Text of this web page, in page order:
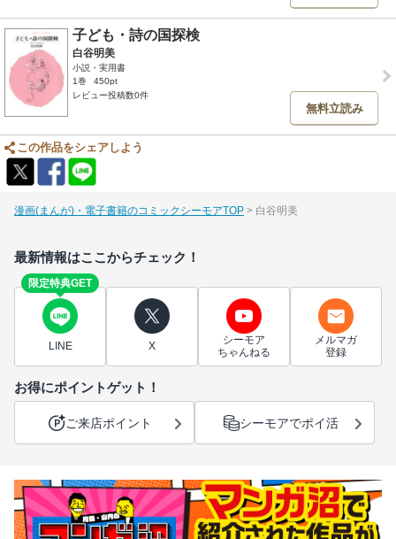
子ども・詩の国探検
白谷明美
小説・実用書
1巻
450pt
レビュー投稿数0件
無料立読み
この作品をシェアしよう
漫画(まんが)・電子書籍のコミックシーモアTOP 白谷明美
最新情報はここからチェック！
限定特典GET
LINE X
シーモア
ちゃんねる
メルマガ
登録
お得にポイントゲット！
ご来店ポイント シーモアでポイ活